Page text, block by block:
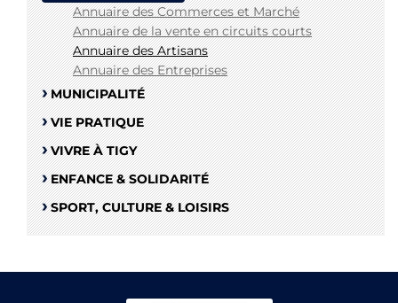
Annuaire des Commerces et Marché
Annuaire de la vente en circuits courts
Annuaire des Artisans
Annuaire des Entreprises
MUNICIPALITÉ
VIE PRATIQUE
VIVRE À TIGY
ENFANCE & SOLIDARITÉ
SPORT, CULTURE & LOISIRS